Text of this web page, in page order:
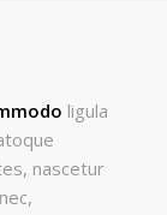
ligula
nascetur